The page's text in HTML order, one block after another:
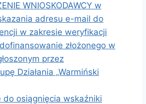
WNIOSKODAWCY w
adresu e-mail do
w zakresie weryfikacji
złożonego w
przez
Działania „Warmiński
do osiągnięcia wskaźniki